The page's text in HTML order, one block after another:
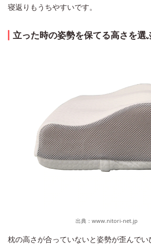
寝返りもうちやすいです。
立った時の姿勢を保てる高さを選
出典： www.nitori-net.jp
枕の高さが合っていないと姿勢が歪んで